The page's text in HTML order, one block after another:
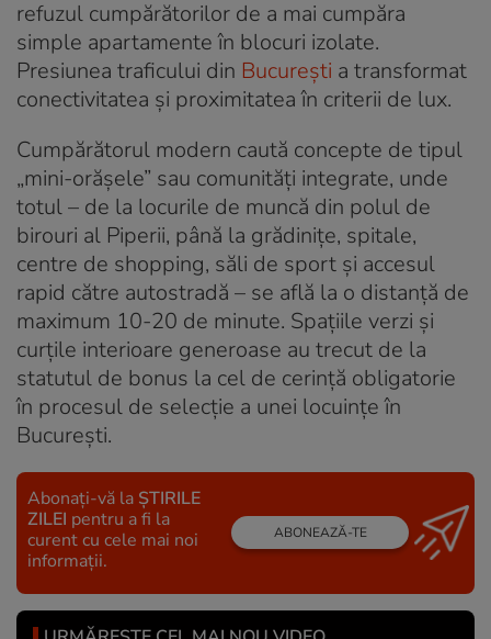
refuzul cumpărătorilor de a mai cumpăra
simple apartamente în blocuri izolate.
Presiunea traficului din București a transformat
conectivitatea și proximitatea în criterii de lux.
Cumpărătorul modern caută concepte de tipul
„mini-orășele” sau comunități integrate, unde
totul – de la locurile de muncă din polul de
birouri al Piperii, până la grădinițe, spitale,
centre de shopping, săli de sport și accesul
rapid către autostradă – se află la o distanță de
maximum 10-20 de minute. Spațiile verzi și
curțile interioare generoase au trecut de la
statutul de bonus la cel de cerință obligatorie
în procesul de selecție a unei locuințe în
București.
Abonați-vă la ȘTIRILE
ZILEI pentru a fi la
curent cu cele mai noi
informații.
ABONEAZĂ-TE